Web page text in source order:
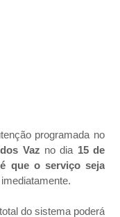
programada no
Vaz no dia 15 de
que o serviço seja
do sistema poderá